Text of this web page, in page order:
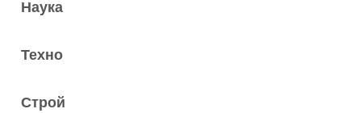
Наука
Техно
Строй